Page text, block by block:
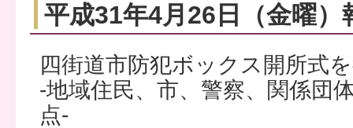
平成31年4月26日（金曜）
四街道市防犯ボックス開所式
‐地域住民、市、警察、関係団
点‐